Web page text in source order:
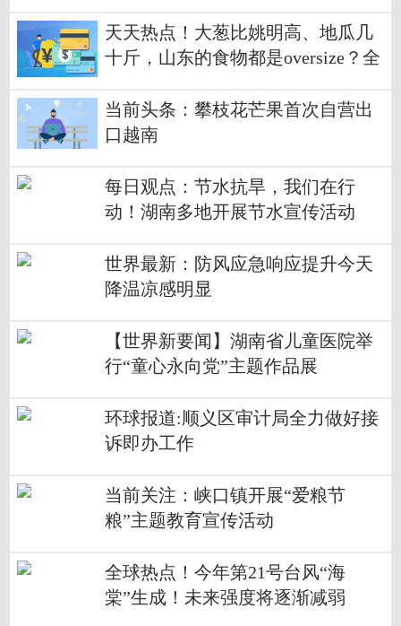
天天热点！大葱比姚明高、地瓜几
十斤，山东的食物都是oversize？全
当前头条：攀枝花芒果首次自营出
口越南
每日观点：节水抗旱，我们在行
动！湖南多地开展节水宣传活动
世界最新：防风应急响应提升今天
降温凉感明显
【世界新要闻】湖南省儿童医院举
行“童心永向党”主题作品展
环球报道:顺义区审计局全力做好接
诉即办工作
当前关注：峡口镇开展“爱粮节
粮”主题教育宣传活动
全球热点！今年第21号台风“海
棠”生成！未来强度将逐渐减弱